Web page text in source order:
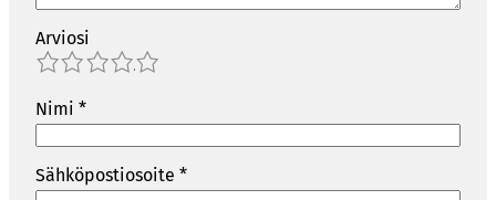
Arviosi
4
3
2
1
Nimi *
Sähköpostiosoite *